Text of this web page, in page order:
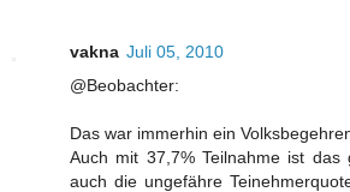
vakna Juli 05, 2010
@Beobachter:
Das war immerhin ein
Auch mit 37,7% Teilnahme ist das
auch die ungefähre